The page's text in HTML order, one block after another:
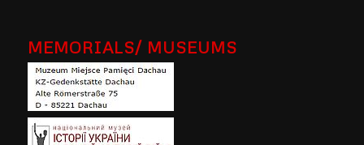
MEMORIALS/ MUSEUMS